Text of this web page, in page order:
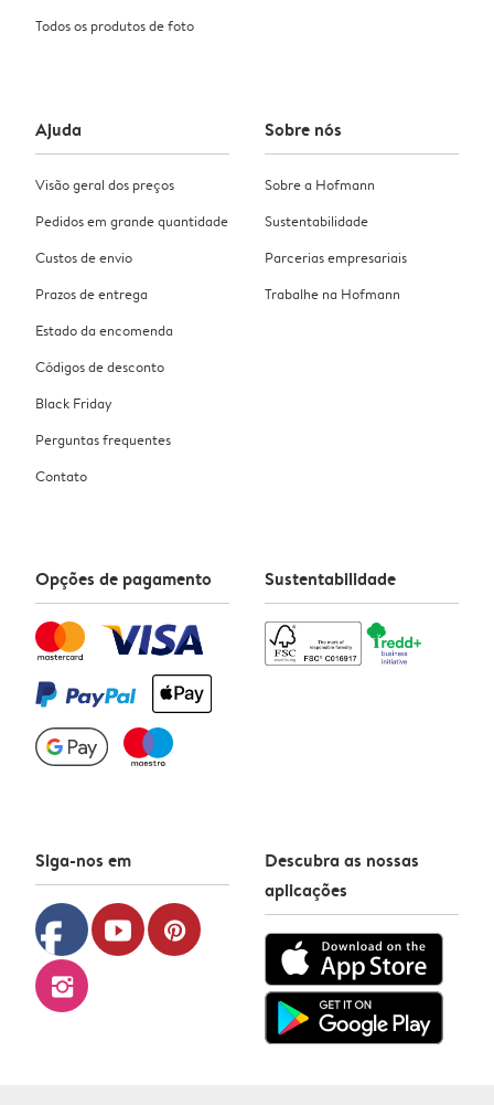
Todos os produtos de foto
Ajuda
Visão geral dos preços
Pedidos em grande quantidade
Custos de envio
Prazos de entrega
Estado da encomenda
Códigos de desconto
Black Friday
Perguntas frequentes
Contato
Sobre nós
Sobre a Hofmann
Sustentabilidade
Parcerias empresariais
Trabalhe na Hofmann
Opções de pagamento Sustentabilidade
Siga-nos em
facebook youtube pinterest
instagram
Descubra as nossas
aplicações